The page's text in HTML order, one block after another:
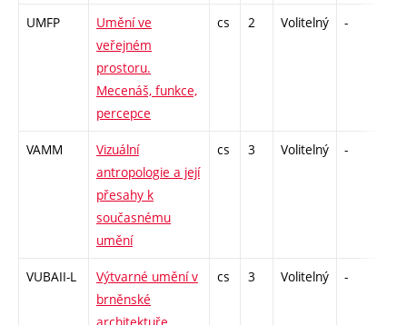
UMFP
Umění ve
veřejném
prostoru.
Mecenáš, funkce,
percepce
cs 2 Volitelný -
VAMM
Vizuální
antropologie a její
přesahy k
současnému
umění
cs 3 Volitelný -
VUBAII-L
Výtvarné umění v
brněnské
cs 3 Volitelný -